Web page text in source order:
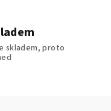
skladem, proto